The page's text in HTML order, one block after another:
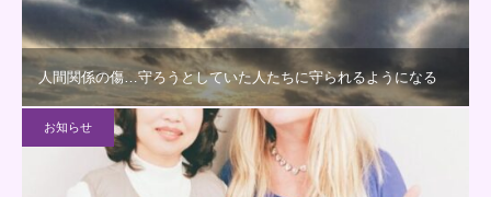
人間関係の傷…守ろうとしていた人たちに守られるようになる
お知らせ